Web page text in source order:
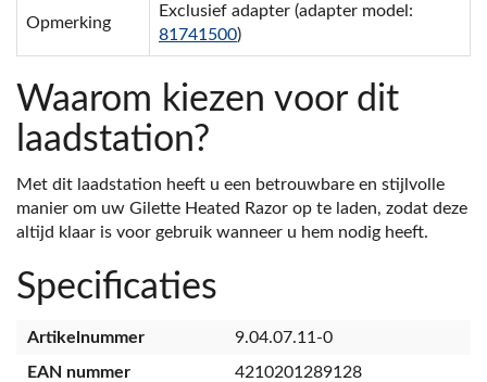
Opmerking
Exclusief adapter (adapter model:
81741500)
Waarom kiezen voor dit
laadstation?
Met dit laadstation heeft u een betrouwbare en stijlvolle
manier om uw Gilette Heated Razor op te laden, zodat deze
altijd klaar is voor gebruik wanneer u hem nodig heeft.
Specificaties
Artikelnummer
9.04.07.11-0
EAN nummer
4210201289128